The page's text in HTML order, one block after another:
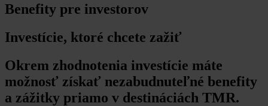
Benefity pre investorov
Investície, ktoré chcete zažiť
Okrem zhodnotenia investície máte
možnosť získať nezabudnuteľné benefity
a zážitky priamo v destináciách TMR.